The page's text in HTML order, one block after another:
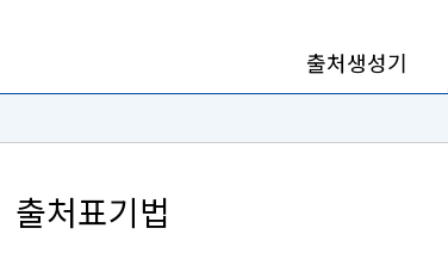
출처생성기
출처표기법